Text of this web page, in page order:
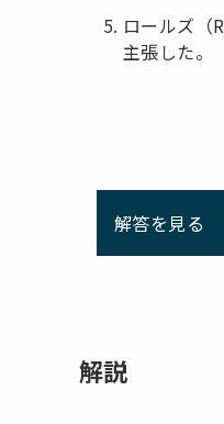
ロールズ（
主張した。
解答を見る
解説